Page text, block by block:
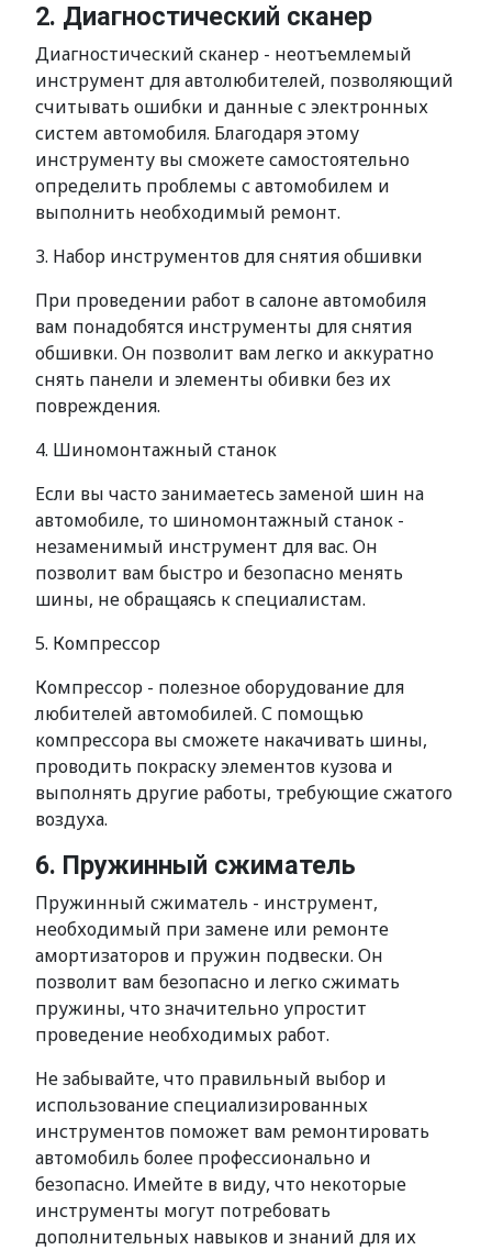
2. Диагностический сканер
Диагностический сканер - неотъемлемый
инструмент для автолюбителей, позволяющий
считывать ошибки и данные с электронных
систем автомобиля. Благодаря этому
инструменту вы сможете самостоятельно
определить проблемы с автомобилем и
выполнить необходимый ремонт.
3. Набор инструментов для снятия обшивки
При проведении работ в салоне автомобиля
вам понадобятся инструменты для снятия
обшивки. Он позволит вам легко и аккуратно
снять панели и элементы обивки без их
повреждения.
4. Шиномонтажный станок
Если вы часто занимаетесь заменой шин на
автомобиле, то шиномонтажный станок -
незаменимый инструмент для вас. Он
позволит вам быстро и безопасно менять
шины, не обращаясь к специалистам.
5. Компрессор
Компрессор - полезное оборудование для
любителей автомобилей. С помощью
компрессора вы сможете накачивать шины,
проводить покраску элементов кузова и
выполнять другие работы, требующие сжатого
воздуха.
6. Пружинный сжиматель
Пружинный сжиматель - инструмент,
необходимый при замене или ремонте
амортизаторов и пружин подвески. Он
позволит вам безопасно и легко сжимать
пружины, что значительно упростит
проведение необходимых работ.
Не забывайте, что правильный выбор и
использование специализированных
инструментов поможет вам ремонтировать
автомобиль более профессионально и
безопасно. Имейте в виду, что некоторые
инструменты могут потребовать
дополнительных навыков и знаний для их